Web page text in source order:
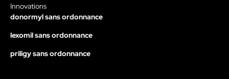
Innovations
donormyl sans ordonnance
lexomil sans ordonnance
priligy sans ordonnance